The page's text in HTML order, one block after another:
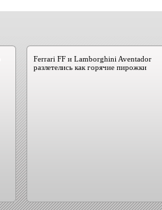
Ferrari FF и Lamborghini Aventador
разлетелись как горячие пирожки